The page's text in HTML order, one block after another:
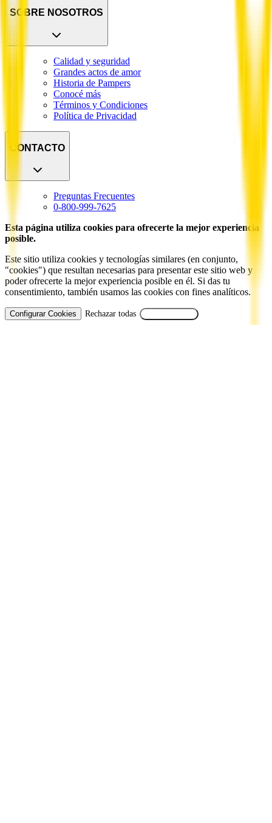
SOBRE NOSOTROS
Calidad y seguridad
Grandes actos de amor
Historia de Pampers
Conocé más
Términos y Condiciones
Política de Privacidad
CONTACTO
Preguntas Frecuentes
0-800-999-7625
Esta página utiliza cookies para ofrecerte la mejor experiencia
posible.
Este sitio utiliza cookies y tecnologías similares (en conjunto,
"cookies") que resultan necesarias para presentar este sitio web y
poder ofrecerte la mejor experiencia posible en él. Si das tu
consentimiento, también usamos las cookies con fines analíticos.
Configurar Cookies Rechazar todas